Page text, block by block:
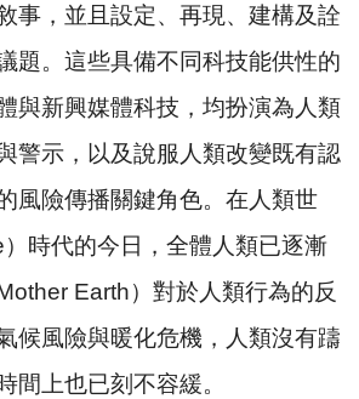
事，並且設定、再現、建構及詮
題。這些具備不同科技能供性的
與新興媒體科技，均扮演為人類
警示，以及說服人類改變既有認
風險傳播關鍵角色。在人類世
）時代的今日，全體人類已逐漸
Earth）對於人類行為的反
候風險與暖化危機，人類沒有躊
間上也已刻不容緩。